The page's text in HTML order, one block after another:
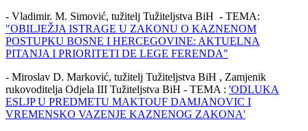
- Vladimir. M. Simović, tužitelj Tužiteljstva BiH - TEMA:
"OBILJEŽJA ISTRAGE U ZAKONU O KAZNENOM
POSTUPKU BOSNE I HERCEGOVINE: AKTUELNA
PITANJA I PRIORITETI DE LEGE FERENDA"
- Miroslav D. Marković, tužitelj Tužiteljstva BiH , Zamjenik
rukovoditelja Odjela III Tužiteljstva BiH - TEMA : 'ODLUKA
ESLJP U PREDMETU MAKTOUF DAMJANOVIC I
VREMENSKO VAZENJE KAZNENOG ZAKONA'